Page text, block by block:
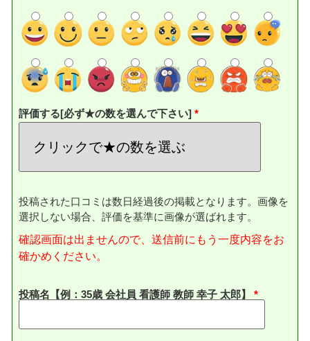
評価する[必ず★の数を選んで下さい]
投稿された口コミは数日経過後の掲載となります。画像を
選択しない場合、評価を基準に画像が選ばれます。
確認画面は出ませんので、送信前にもう一度内容をお
確かめください。
投稿名【例：35歳 会社員 看護師 教師 幸子 太郎】